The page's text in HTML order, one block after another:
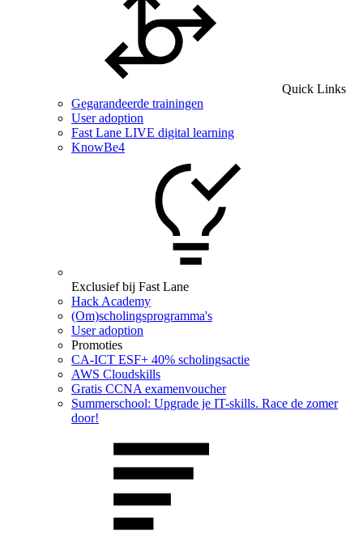
Quick Links
Gegarandeerde trainingen
User adoption
Fast Lane LIVE digital learning
KnowBe4
Exclusief bij Fast Lane
Hack Academy
(Om)scholingsprogramma's
User adoption
Promoties
CA‑ICT ESF+ 40% scholingsactie
AWS Cloudskills
Gratis CCNA examenvoucher
Summerschool: Upgrade je IT-skills. Race de zomer
door!